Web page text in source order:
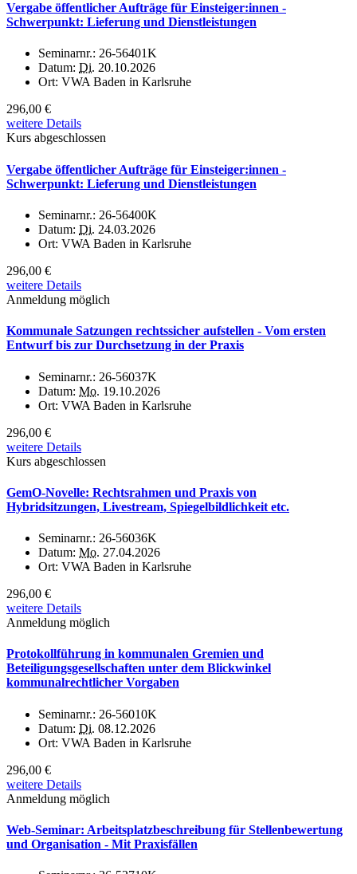
Vergabe öffentlicher Aufträge für Einsteiger:innen -
Schwerpunkt: Lieferung und Dienstleistungen
Seminarnr.: 26-56401K
Datum: Di. 20.10.2026
Ort: VWA Baden in Karlsruhe
296,00 €
weitere Details
Kurs abgeschlossen
Vergabe öffentlicher Aufträge für Einsteiger:innen -
Schwerpunkt: Lieferung und Dienstleistungen
Seminarnr.: 26-56400K
Datum: Di. 24.03.2026
Ort: VWA Baden in Karlsruhe
296,00 €
weitere Details
Anmeldung möglich
Kommunale Satzungen rechtssicher aufstellen - Vom ersten
Entwurf bis zur Durchsetzung in der Praxis
Seminarnr.: 26-56037K
Datum: Mo. 19.10.2026
Ort: VWA Baden in Karlsruhe
296,00 €
weitere Details
Kurs abgeschlossen
GemO-Novelle: Rechtsrahmen und Praxis von
Hybridsitzungen, Livestream, Spiegelbildlichkeit etc.
Seminarnr.: 26-56036K
Datum: Mo. 27.04.2026
Ort: VWA Baden in Karlsruhe
296,00 €
weitere Details
Anmeldung möglich
Protokollführung in kommunalen Gremien und
Beteiligungsgesellschaften unter dem Blickwinkel
kommunalrechtlicher Vorgaben
Seminarnr.: 26-56010K
Datum: Di. 08.12.2026
Ort: VWA Baden in Karlsruhe
296,00 €
weitere Details
Anmeldung möglich
Web-Seminar: Arbeitsplatzbeschreibung für Stellenbewertung
und Organisation - Mit Praxisfällen